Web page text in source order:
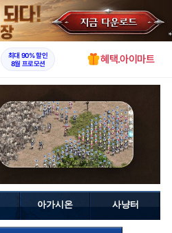
최대 90% 할인
8월 프로모션
혜택.아이마트
아가시온 사냥터